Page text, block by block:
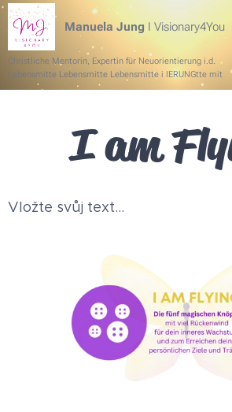
Manuela JungI Visionary4You
Christliche Mentorin, Expertin für Neuorientierung i.d.
Lebensmitte Lebensmitte Lebensmitte i IERUNGtte mit
Spaß und ERFOLG
I am
Vložte svůj text...